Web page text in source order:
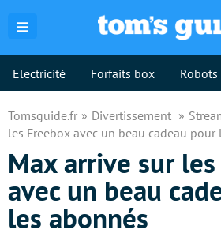
Electricité Forfaits box Robots
Tomsguide.fr Divertissement
les Freebox avec un beau cadeau pour
Max arrive sur
avec un beau
les abonnés